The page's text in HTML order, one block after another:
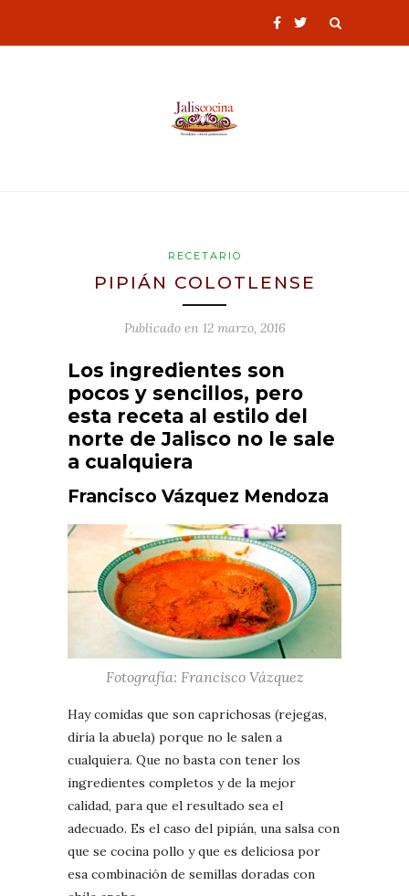
RECETARIO
PIPIÁN COLOTLENSE
Publicado en 12 marzo, 2016
Los ingredientes son
pocos y sencillos, pero
esta receta al estilo del
norte de Jalisco no le sale
a cualquiera
Francisco Vázquez Mendoza
Fotografía: Francisco Vázquez
Hay comidas que son caprichosas (rejegas,
diría la abuela) porque no le salen a
cualquiera. Que no basta con tener los
ingredientes completos y de la mejor
calidad, para que el resultado sea el
adecuado. Es el caso del pipián, una salsa con
que se cocina pollo y que es deliciosa por
esa combinación de semillas doradas con